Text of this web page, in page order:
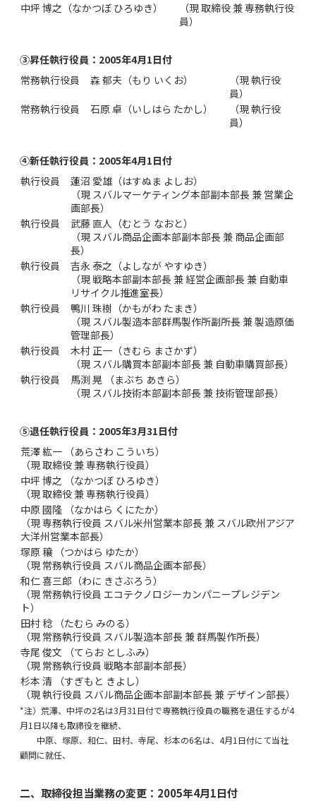
中坪 博之（なかつぼ ひろゆき）
（現 取締役 兼 専務執行役
員）
③昇任執行役員：2005年4月1日付
常務執行役員
森 郁夫（もり いくお）
（現 執行役
員）
常務執行役員
石原 卓（いしはら たかし）
（現 執行役
員）
④新任執行役員：2005年4月1日付
執行役員
蓮沼 愛雄（はすぬま よしお）
（現 スバルマーケティング本部副本部長 兼 営業企
画部長）
執行役員
武藤 直人（むとう なおと）
（現 スバル商品企画本部副本部長 兼 商品企画部
長）
執行役員
吉永 泰之（よしなが やすゆき）
（現 戦略本部副本部長 兼 経営企画部長 兼 自動車
リサイクル推進室長）
執行役員
鴨川 珠樹（かもがわ たまき）
（現 スバル製造本部群馬製作所副所長 兼 製造原価
管理部長）
執行役員
木村 正一（きむら まさかず）
（現 スバル購買本部副本部長 兼 自動車購買部長）
執行役員
馬渕 晃 （まぶち あきら）
（現 スバル技術本部副本部長 兼 技術管理部長）
⑤退任執行役員：2005年3月31日付
荒澤 紘一 （あらさわ こういち）
（現 取締役 兼 専務執行役員）
中坪 博之 （なかつぼ ひろゆき）
（現 取締役 兼 専務執行役員）
中原 國隆 （なかはら くにたか）
（現 専務執行役員 スバル米州営業本部長 兼 スバル欧州アジア
大洋州営業本部長）
塚原 穰 （つかはら ゆたか）
（現 常務執行役員 スバル商品企画本部長）
和仁 喜三郎（わに きさぶろう）
（現 常務執行役員 エコテクノロジーカンパニープレジデン
ト）
田村 稔 （たむら みのる）
（現 常務執行役員 スバル製造本部長 兼 群馬製作所長）
寺尾 俊文 （てらお としふみ）
（現 常務執行役員 戦略本部副本部長）
杉本 清 （すぎもと きよし）
（現 執行役員 スバル商品企画本部副本部長 兼 デザイン部長）
*注）荒澤、中坪の2名は3月31日付で専務執行役員の職務を退任するが4
月1日以降も取締役を継続、
中原、塚原、和仁、田村、寺尾、杉本の6名は、4月1日付にて当社
顧問に就任、
二、取締役担当業務の変更：2005年4月1日付